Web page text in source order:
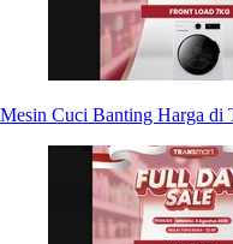
Mesin Cuci Banting Harga di